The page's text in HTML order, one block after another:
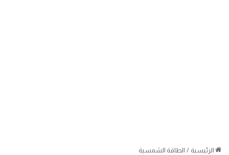
الرئيسية / الطاقة الشمسية